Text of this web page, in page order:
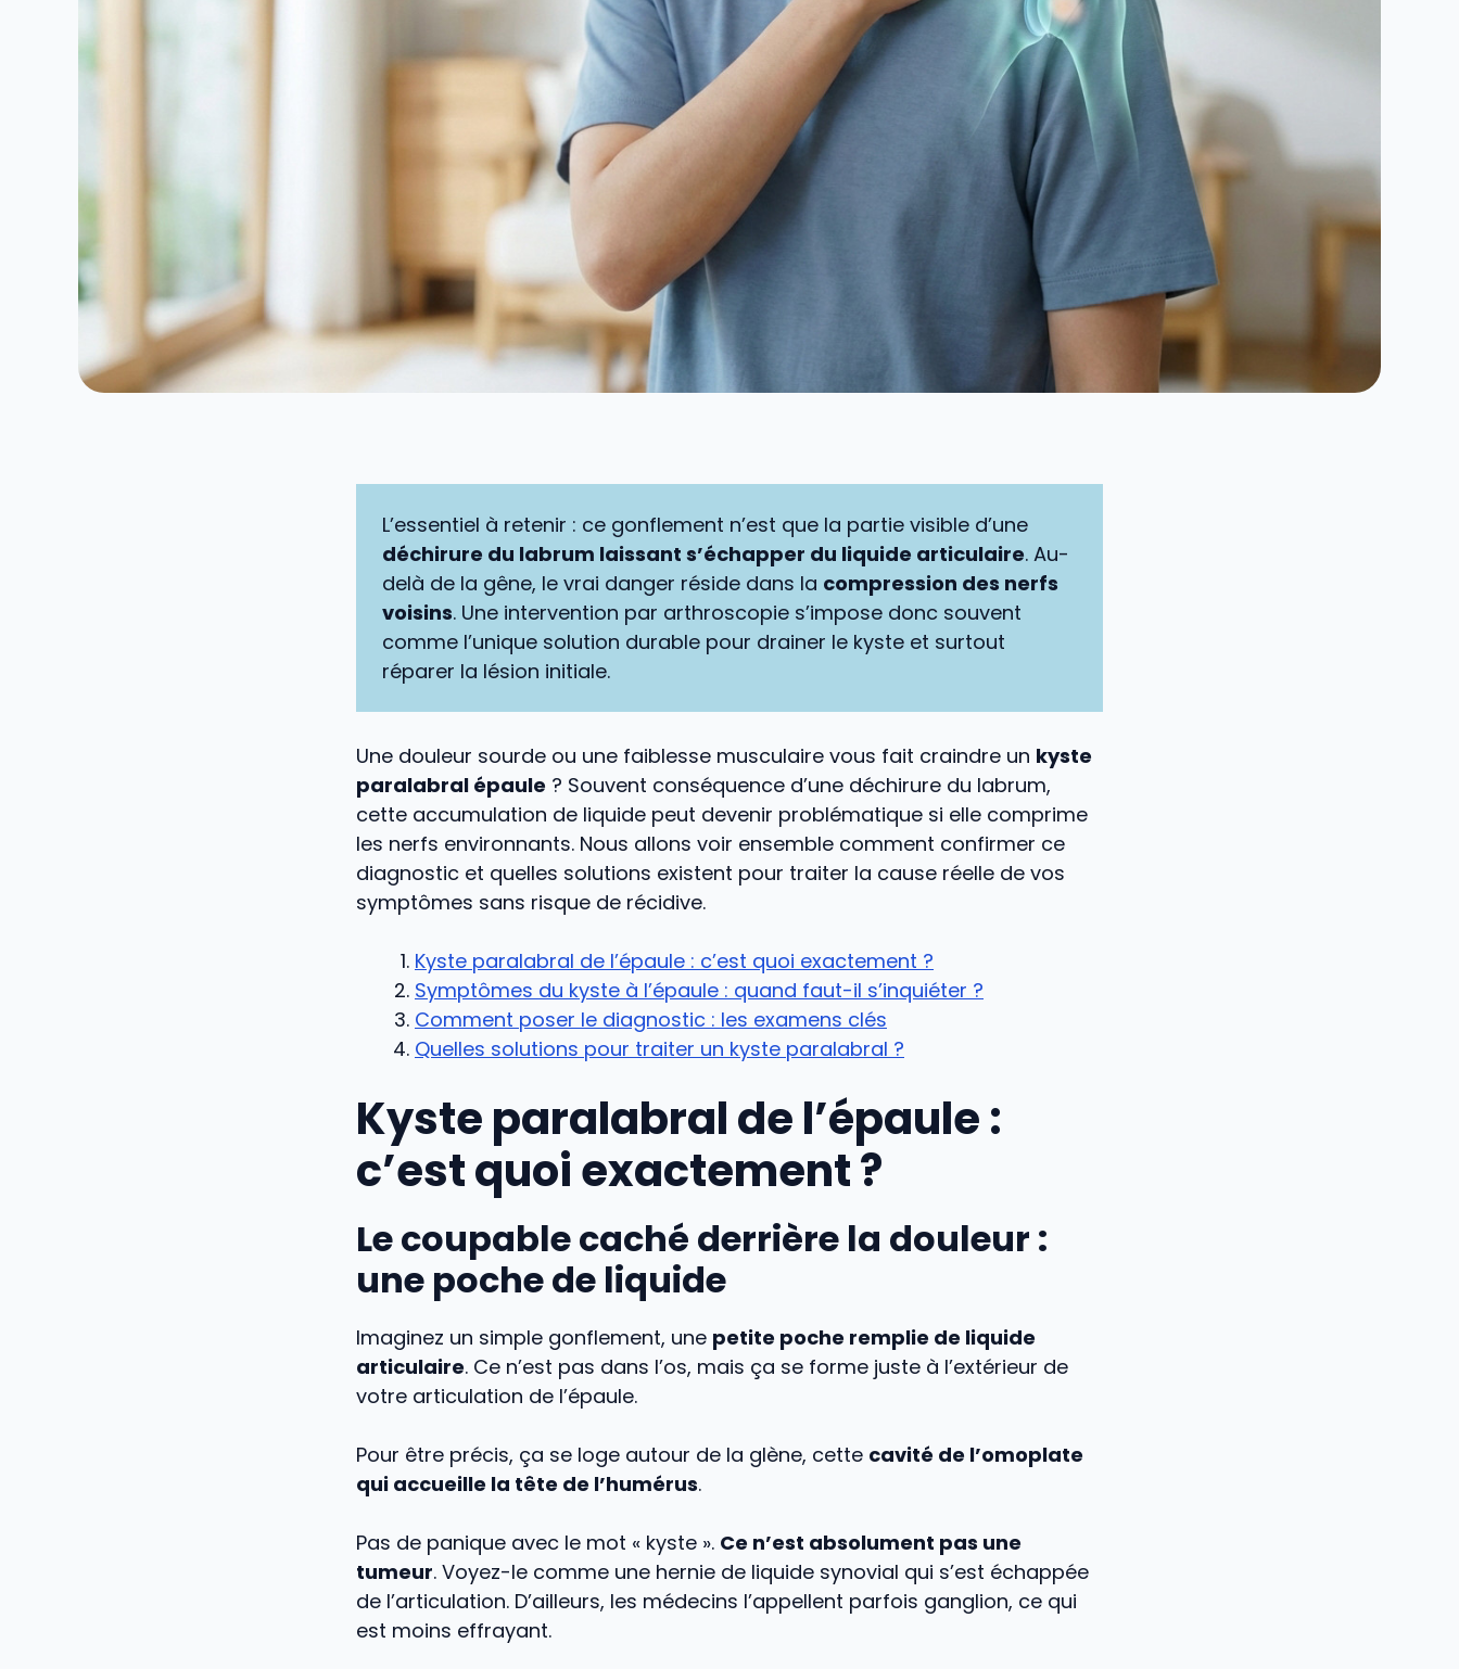
L’essentiel à retenir : ce gonflement n’est que la partie visible d’une
déchirure du labrum laissant s’échapper du liquide articulaire. Au-
delà de la gêne, le vrai danger réside dans la compression des nerfs
voisins. Une intervention par arthroscopie s’impose donc souvent
comme l’unique solution durable pour drainer le kyste et surtout
réparer la lésion initiale.
Une douleur sourde ou une faiblesse musculaire vous fait craindre un kyste
paralabral épaule ? Souvent conséquence d’une déchirure du labrum,
cette accumulation de liquide peut devenir problématique si elle comprime
les nerfs environnants. Nous allons voir ensemble comment confirmer ce
diagnostic et quelles solutions existent pour traiter la cause réelle de vos
symptômes sans risque de récidive.
Kyste paralabral de l’épaule : c’est quoi exactement ?
Symptômes du kyste à l’épaule : quand faut-il s’inquiéter ?
Comment poser le diagnostic : les examens clés
Quelles solutions pour traiter un kyste paralabral ?
Kyste paralabral de l’épaule :
c’est quoi exactement ?
Le coupable caché derrière la douleur :
une poche de liquide
Imaginez un simple gonflement, une petite poche remplie de liquide
articulaire. Ce n’est pas dans l’os, mais ça se forme juste à l’extérieur de
votre articulation de l’épaule.
Pour être précis, ça se loge autour de la glène, cette cavité de l’omoplate
qui accueille la tête de l’humérus.
Pas de panique avec le mot « kyste ». Ce n’est absolument pas une
tumeur. Voyez-le comme une hernie de liquide synovial qui s’est échappée
de l’articulation. D’ailleurs, les médecins l’appellent parfois ganglion, ce qui
est moins effrayant.